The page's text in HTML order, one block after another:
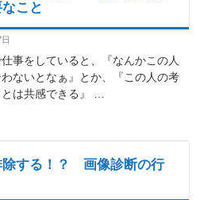
こと
事をしていると、『なんかこの人
ないとなぁ』とか、『この人の考
は共感できる』 …
除する！？ 画像診断の行